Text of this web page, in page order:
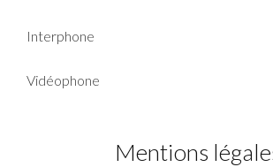
Interphone
Vidéophone
Mentions